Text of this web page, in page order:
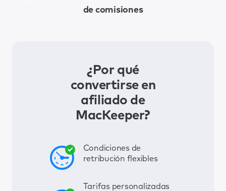
de comisiones
¿Por qué
convertirse en
afiliado de
MacKeeper?
Condiciones de
retribución flexibles
Tarifas personalizadas